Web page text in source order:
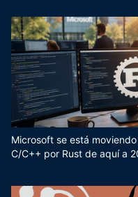
Microsoft se está
C/C++ por Rust de aquí a